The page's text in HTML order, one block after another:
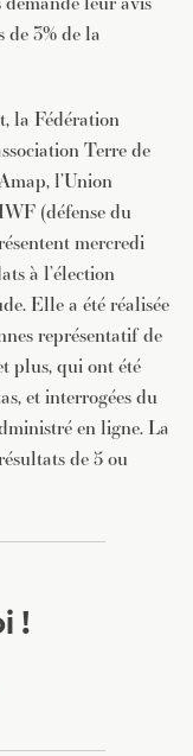
3% de la
la Fédération
Terre de
l’Union
(défense du
mercredi
à l’élection
Elle a été réalisée
représentatif de
plus, qui ont été
et interrogées du
en ligne. La
de 5 ou
!